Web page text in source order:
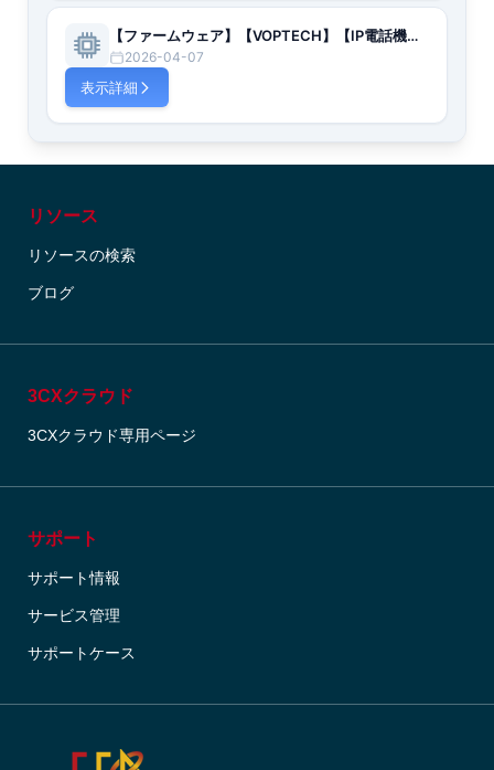
【ファームウェア】【VOPTECH】【IP電話機】V60（14.0.2.2.r1）
2026-04-07
表示詳細
リソース
リソースの検索
ブログ
3CXクラウド
3CXクラウド専用ページ
サポート
サポート情報
サービス管理
サポートケース